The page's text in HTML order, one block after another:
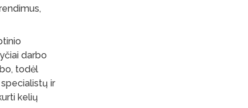
darbo
todėl
ir
kelių